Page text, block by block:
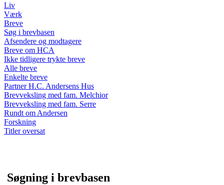
Liv
Værk
Breve
Søg i brevbasen
Afsendere og modtagere
Breve om HCA
Ikke tidligere trykte breve
Alle breve
Enkelte breve
Partner H.C. Andersens Hus
Brevveksling med fam. Melchior
Brevveksling med fam. Serre
Rundt om Andersen
Forskning
Titler oversat
Søgning i brevbasen